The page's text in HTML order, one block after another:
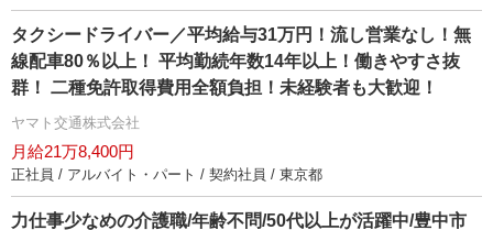
タクシードライバー／平均給与31万円！流し営業なし！無
線配車80％以上！ 平均勤続年数14年以上！働きやすさ抜
群！ 二種免許取得費用全額負担！未経験者も大歓迎！
ヤマト交通株式会社
月給21万8,400円
正社員 / アルバイト・パート / 契約社員 / 東京都
力仕事少なめの介護職/年齢不問/50代以上が活躍中/豊中市